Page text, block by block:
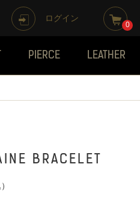
0
ログイン
PIERCE LEATHER
BRACELET